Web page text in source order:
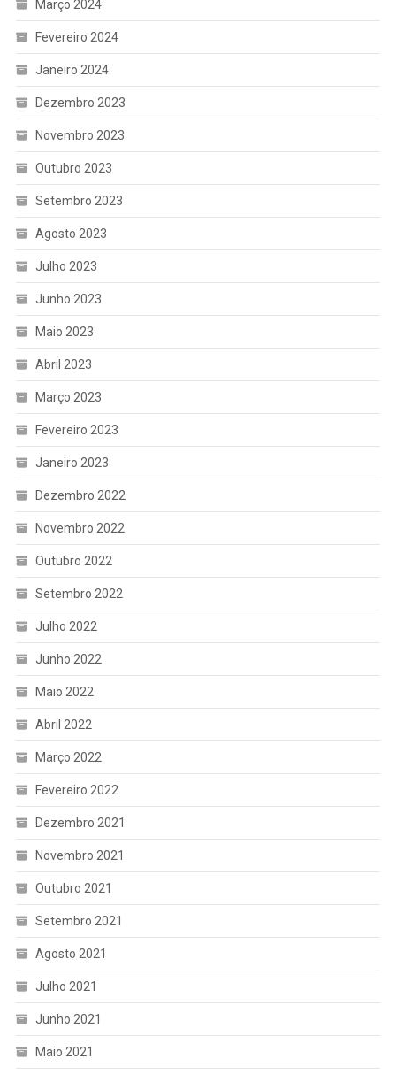
Março 2024
Fevereiro 2024
Janeiro 2024
Dezembro 2023
Novembro 2023
Outubro 2023
Setembro 2023
Agosto 2023
Julho 2023
Junho 2023
Maio 2023
Abril 2023
Março 2023
Fevereiro 2023
Janeiro 2023
Dezembro 2022
Novembro 2022
Outubro 2022
Setembro 2022
Julho 2022
Junho 2022
Maio 2022
Abril 2022
Março 2022
Fevereiro 2022
Dezembro 2021
Novembro 2021
Outubro 2021
Setembro 2021
Agosto 2021
Julho 2021
Junho 2021
Maio 2021